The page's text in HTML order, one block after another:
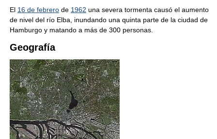
El 16 de febrero de 1962 una severa tormenta causó el aumento
de nivel del río Elba, inundando una quinta parte de la ciudad de
Hamburgo y matando a más de 300 personas.
Geografía